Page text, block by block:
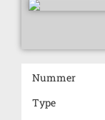
Nummer
Type